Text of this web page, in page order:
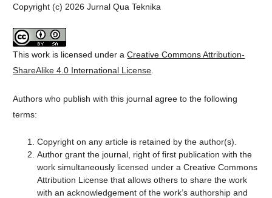
Copyright (c) 2026 Jurnal Qua Teknika
This work is licensed under aCreative Commons Attribution-
ShareAlike 4.0 International License
Authors who publish with this journal agree to the following
terms:
Copyright on any article is retained by the author(s).
Author grant the journal, right of first publication with the
work simultaneously licensed under a Creative Commons
Attribution License that allows others to share the work
with an acknowledgement of the work’s authorship and